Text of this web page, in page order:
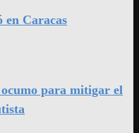
en Caracas
para mitigar el